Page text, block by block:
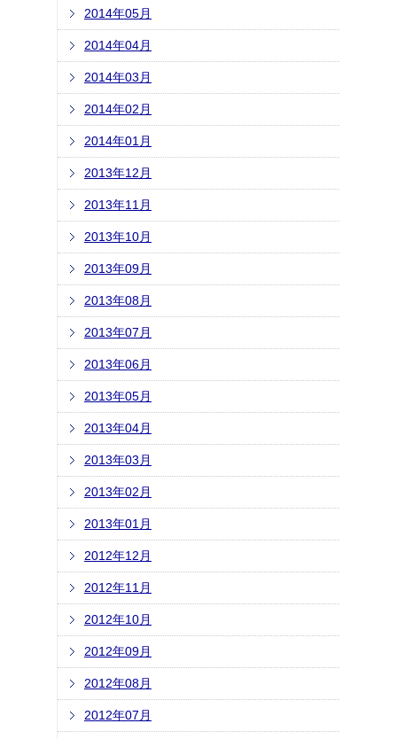
2014年05月
2014年04月
2014年03月
2014年02月
2014年01月
2013年12月
2013年11月
2013年10月
2013年09月
2013年08月
2013年07月
2013年06月
2013年05月
2013年04月
2013年03月
2013年02月
2013年01月
2012年12月
2012年11月
2012年10月
2012年09月
2012年08月
2012年07月